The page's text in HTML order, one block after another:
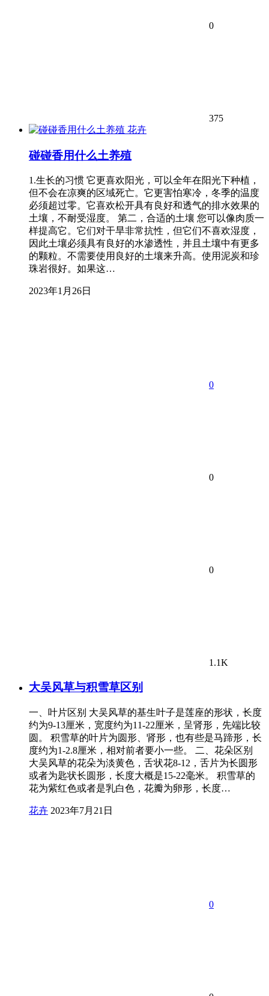
0
375
花卉
碰碰香用什么土养殖
1.生长的习惯 它更喜欢阳光，可以全年在阳光下种植，
但不会在凉爽的区域死亡。它更害怕寒冷，冬季的温度
必须超过零。它喜欢松开具有良好和透气的排水效果的
土壤，不耐受湿度。 第二，合适的土壤 您可以像肉质一
样提高它。它们对干旱非常抗性，但它们不喜欢湿度，
因此土壤必须具有良好的水渗透性，并且土壤中有更多
的颗粒。不需要使用良好的土壤来升高。使用泥炭和珍
珠岩很好。如果这…
2023年1月26日
0
0
0
1.1K
大吴风草与积雪草区别
一、叶片区别 大吴风草的基生叶子是莲座的形状，长度
约为9-13厘米，宽度约为11-22厘米，呈肾形，先端比较
圆。 积雪草的叶片为圆形、肾形，也有些是马蹄形，长
度约为1-2.8厘米，相对前者要小一些。 二、花朵区别
大吴风草的花朵为淡黄色，舌状花8-12，舌片为长圆形
或者为匙状长圆形，长度大概是15-22毫米。 积雪草的
花为紫红色或者是乳白色，花瓣为卵形，长度…
花卉 2023年7月21日
0